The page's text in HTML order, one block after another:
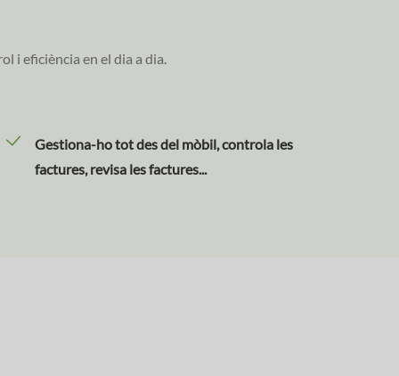
i eficiència en el dia a dia.
Gestiona-ho tot des del mòbil, controla les
factures, revisa les factures...